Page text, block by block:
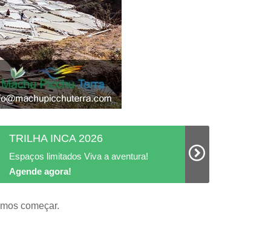
TRILHA INCA 2026
Espaços limitados Viva a aventura!
Agende agora!
começar.